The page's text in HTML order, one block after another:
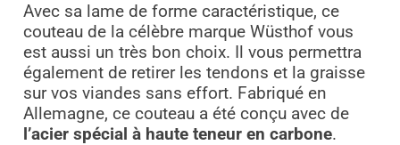
Avec sa lame de forme caractéristique, ce
couteau de la célèbre marque Wüsthof vous
est aussi un très bon choix. Il vous permettra
également de retirer les tendons et la graisse
sur vos viandes sans effort. Fabriqué en
Allemagne, ce couteau a été conçu avec de
l’acier spécial à haute teneur en carbone.